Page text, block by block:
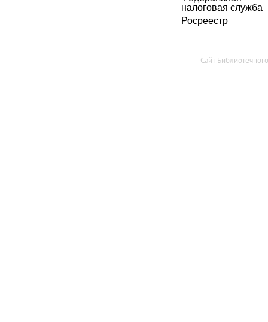
налоговая служба
Росреестр
Сайт